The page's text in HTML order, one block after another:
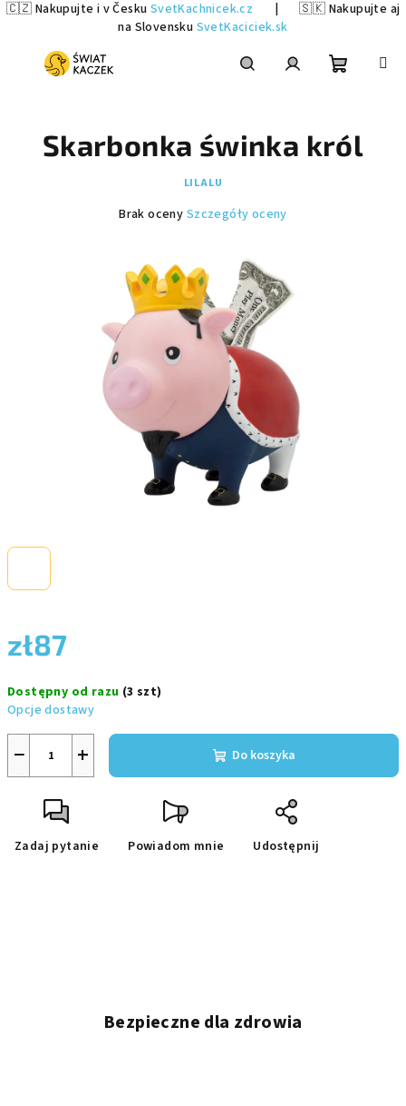
🇨🇿 Nakupujte i v Česku SvetKachnicek.cz
🇸🇰 Nakupujte aj
na Slovensku SvetKaciciek.sk
się
zł87
jednostkowa:
Dostępny od razu (3 szt)
Opcje dostawy
+
− Do koszyka
Zadaj pytanie Powiadom mnie Udostępnij
Skarbonka świnka król
LILALU
Średnia
wynosi
0,0
na
5
gwiazdek.
Brak oceny Szczegóły oceny
Bezpieczne dla zdrowia